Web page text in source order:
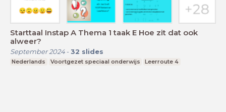
Starttaal Instap A Thema 1 taak E Hoe zit dat ook
alweer?
September 2024- 32 slides
Nederlands Voortgezet speciaal onderwijs Leerroute 4